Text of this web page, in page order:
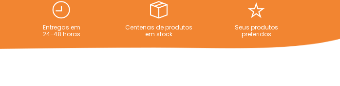
Entregas em
24-48 horas
Centenas de produtos
em stock
Seus produtos
preferidos